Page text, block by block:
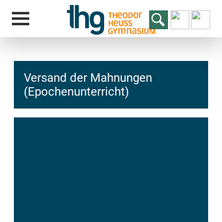
ed.ne
kalsn
id-gh
t@elu
hcs
Versand der Mahnungen
(Epochenunterricht)